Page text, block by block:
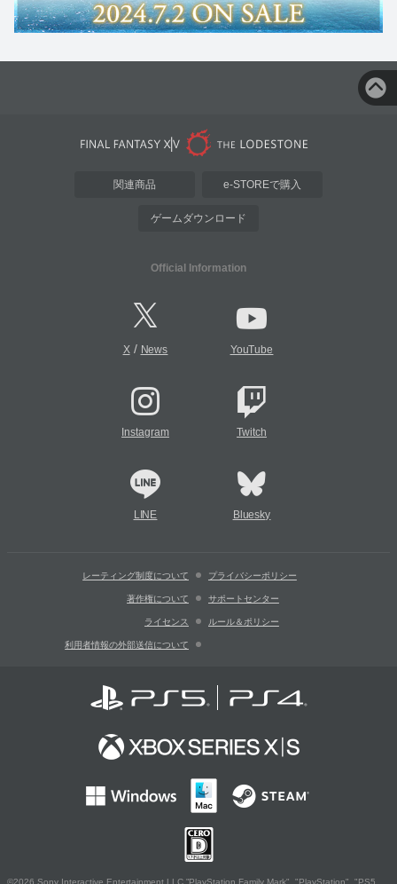
関連商品 e-STOREで購入
ゲームダウンロード
Official Information
X/ News YouTube
Instagram Twitch
LINE Bluesky
レーティング制度について プライバシーポリシー
著作権について サポートセンター
ライセンス ルール＆ポリシー
利用者情報の外部送信について
©2026 Sony Interactive Entertainment LLC."PlayStation Family Mark", "PlayStation", "PS5